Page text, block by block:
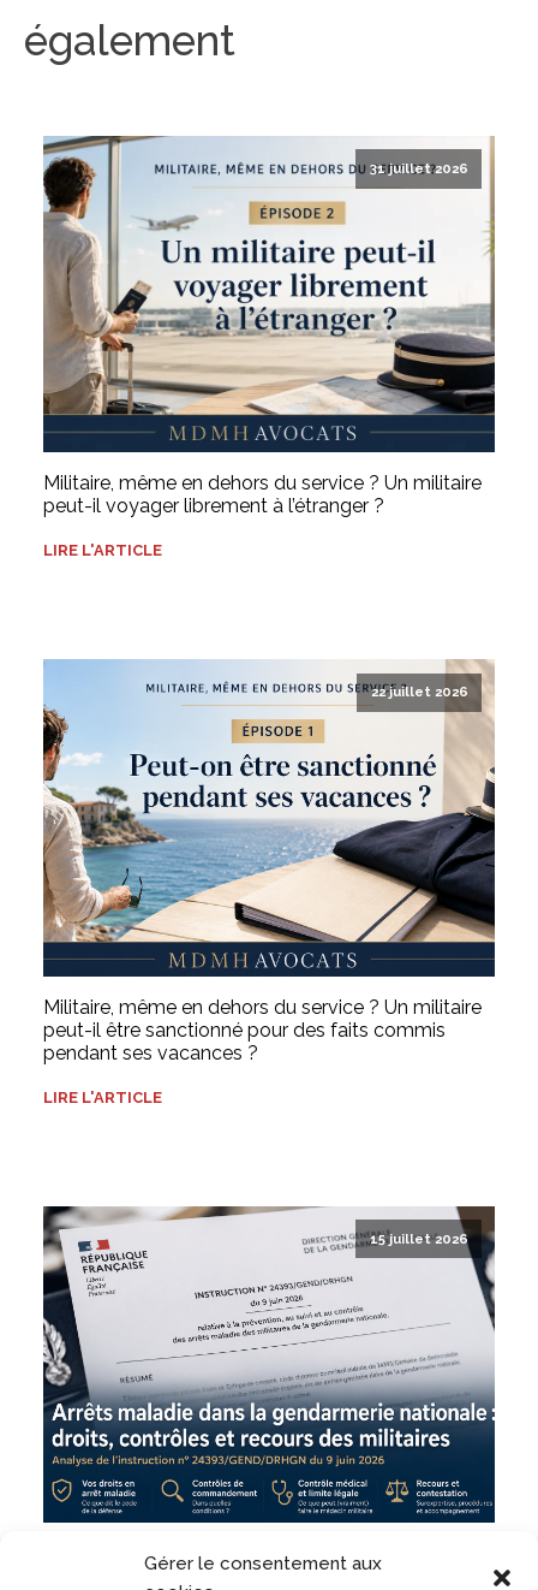
Gérer le consentement aux
également
31 juillet 2026
Militaire, même en dehors du service ? Un militaire
peut-il voyager librement à l’étranger ?
LIRE L'ARTICLE
22 juillet 2026
Militaire, même en dehors du service ? Un militaire
peut-il être sanctionné pour des faits commis
pendant ses vacances ?
LIRE L'ARTICLE
15 juillet 2026
Arrêts maladie en gendarmerie : droits, contrôles et
contestations